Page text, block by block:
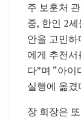
주 보훈처
중, 한인 2
안을 고민
에게 추천
다”며 “아
실행에 옮겼
장 회장은